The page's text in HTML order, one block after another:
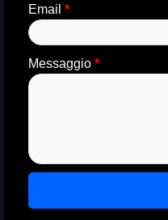
Email *
Messaggio *